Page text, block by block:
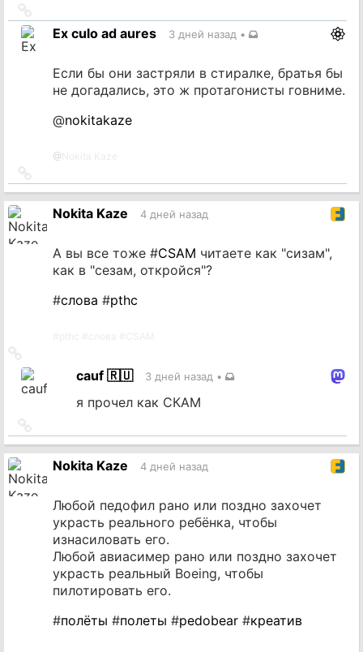
на
источник
Ex culo ad aures 3 дней назад •
Если бы они застряли в стиралке, братья бы
не догадались, это ж протагонисты говниме.
@nokitakaze
@
на
источник
Nokita Kaze 4 дней назад
А вы все тоже #CSAM читаете как "сизам",
как в "сезам, откройся"?
#слова #pthc
на
источник
cauf 🇷🇺 3 дней назад •
я прочел как СКАМ
на
источник
Nokita Kaze 4 дней назад
Любой педофил рано или поздно захочет
украсть реального ребёнка, чтобы
изнасиловать его.
Любой авиасимер рано или поздно захочет
украсть реальный Boeing, чтобы
пилотировать его.
#полёты #полеты #pedobear #креатив